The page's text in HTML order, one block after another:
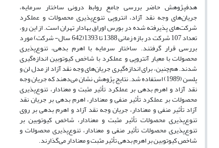
هدفپژوهش حاضر بررسی جامع روابط درونی ساختار سرمایه،
جریان‌های وجه نقد آزاد، انتروپی تنوع‌پذیری محصولات و عملکرد
شرکت‌های پذیرفته شده در بورس اوراق بهادار تهران است. از این رو،
تعداد 107 شرکت در بازه زمانی 1388 تا 1393(642 سال- شرکت) مورد
بررسی قرار گرفتند. ساختار سرمایه با اهرم بدهی، تنوع‌پذیری
محصولات با معیار آنتروپی و عملکرد با شاخص کیوتوبین اندازه‌گیری
شدند. هم‌چنین، برای اندازه‌گیری جریان‌های وجه نقد آزاد از مدل لن و
پلسن (1989) استفاده شد. نتایج پژوهش نشان می‌دهند که جریان وجه
نقد آزاد و اهرم بدهی بر عملکرد تأثیر مثبت و معنادار، تنوع‌پذیری
محصولات بر عملکرد تأثیر منفی و معنادار، اهرم بدهی بر جریان نقد
آزاد تأثیر منفی و معنادار، جریان وجه نقد آزاد و اهرم بدهی بر روی
تنوع‌پذیری محصولات تأثیر مثبت و معنادار، شاخص کیوتوبین بر
تنوع‌پذیری محصولات تأثیر منفی و معنادار، تنوع‌پذیری محصولات و
شاخص کیوتوبین بر اهرم بدهی تأثیر مثبت و معنادار می‌گذارند.